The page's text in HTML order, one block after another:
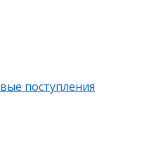
поступления